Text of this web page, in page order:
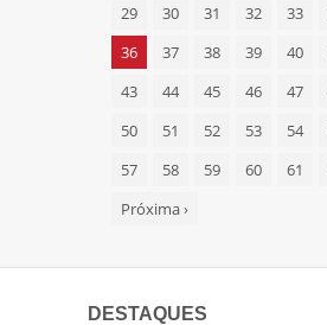
29
30 31 32 33
36
37 38 39 40
43
44 45 46 47
50
51 52 53 54
57
58 59 60 61
Próxima›
DESTAQUES